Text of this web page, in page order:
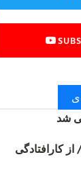
شد
کارافتادگی